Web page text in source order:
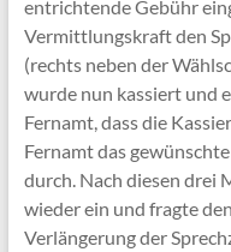
entrichtende Gebühr
Vermittlungskraft den
(rechts neben der
wurde nun kassiert und
Fernamt, dass die
Fernamt das
durch. Nach diesen drei
wieder ein und fragte
Verlängerung der